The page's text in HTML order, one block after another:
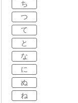
ち
つ
て
と
な
に
ぬ
ね